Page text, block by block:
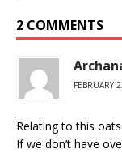
2 COMMENTS
FEBRUARY
Relating to this
If we don’t have